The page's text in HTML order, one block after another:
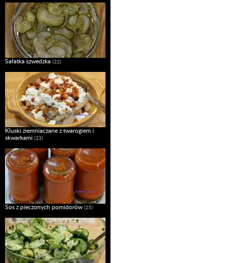
Sałatka szwedzka (22)
Kluski ziemniaczane z twarogiem i
skwarkami (23)
Sos z pieczonych pomidorów (25)